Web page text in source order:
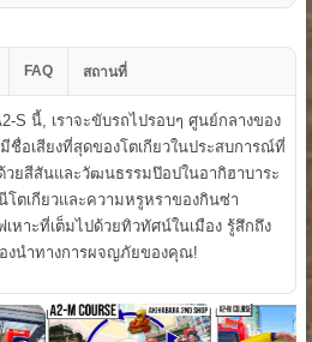
FAQ สถานที่
S นี้, เราจะขับรถไปรอบๆ ศูนย์กลางของ
ชื่อเสียงที่สุดของโตเกียวในประสบการณ์ที่
ยสีสันและวัฒนธรรมป๊อปในอากิฮาบาระ
ตเกียวและความหรูหราของกินซ่า
หาะที่เต็มไปด้วยทิวทัศน์ในเมือง รู้สึกถึง
งนำทางการผจญภัยของคุณ!